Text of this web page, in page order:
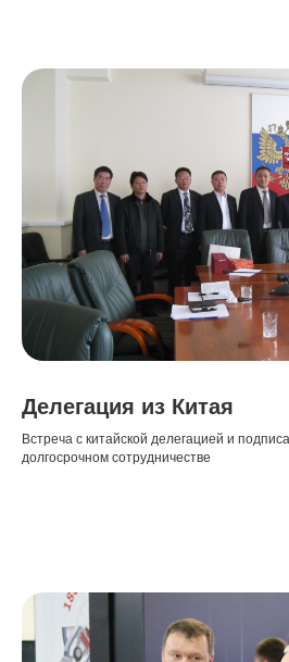
Делегация из Китая
Встреча с китайской делегацией и
долгосрочном сотрудничестве